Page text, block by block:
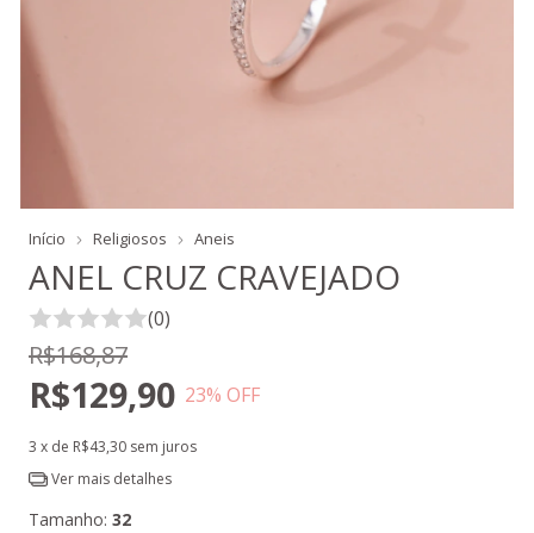
Início Religiosos Aneis
ANEL CRUZ CRAVEJADO
(0)
R$168,87
R$129,90 23% OFF
3 x de R$43,30 sem juros
Ver mais detalhes
Tamanho: 32